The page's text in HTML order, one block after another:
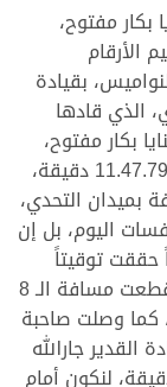
مفتوح،
الأرقام
بقيادة
الذي قادها
بكار مفتوح،
في توقيت رائع وخيالي وغير مسبوق قدره 11.47.79 دقيقة،
بميدان التحدي،
اليوم، بل إن
حققت توقيتاً
جديداً بقيادة سلطان محمد الوهيبي، حيث قطعت مسافة الـ 8
قدره 11.48.51 دقيقة، كما وصلت صاحبة
القدير جارالله
عقيل في توقيت قدره 11.50.96 دقيقة، لنكون أمام